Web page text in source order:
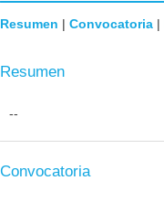
Resumen | Convocatoria |
Resumen
--
Convocatoria